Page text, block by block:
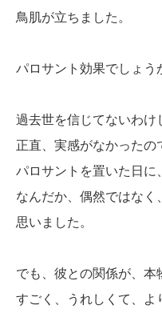
鳥肌が立ちました。
パロサント効果でしょう
過去世を信じてないわけ
正直、実感がなかったの
パロサントを置いた日に
なんだか、偶然ではなく
思いました。
でも、彼との関係が、本
すごく、うれしくて、よ